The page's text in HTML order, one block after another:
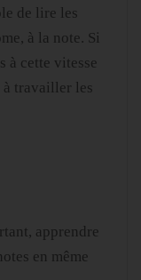
de lire les
à la note. Si
à cette vitesse
à travailler les
apprendre
en même